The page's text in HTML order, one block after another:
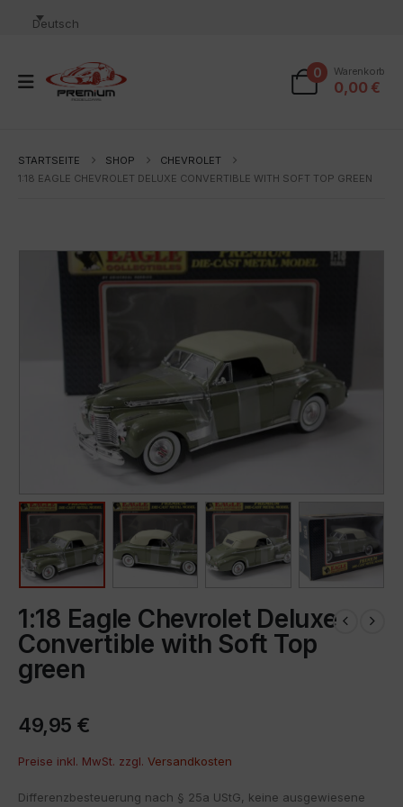
Deutsch
0 Warenkorb
0,00 €
STARTSEITE SHOP
CHEVROLET
1:18 EAGLE CHEVROLET DELUXE CONVERTIBLE WITH SOFT TOP GREEN
1:18 Eagle Chevrolet Deluxe
Convertible with Soft Top
green
49,95 €
Preise inkl. MwSt. zzgl. Versandkosten
Differenzbesteuerung nach § 25a UStG, keine ausgewiesene